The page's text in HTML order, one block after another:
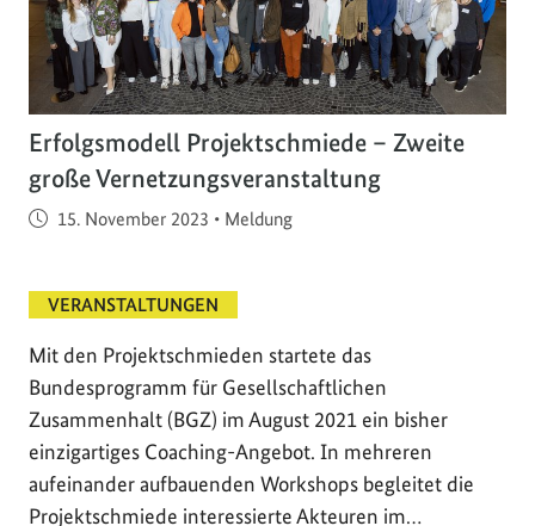
Erfolgsmodell Projektschmiede – Zweite
große Vernetzungsveranstaltung
Veröffentlicht am
15. November 2023 • Meldung
VERANSTALTUNGEN
Mit den Projektschmieden startete das
Bundesprogramm für Gesellschaftlichen
Zusammenhalt (BGZ) im August 2021 ein bisher
einzigartiges Coaching-Angebot. In mehreren
aufeinander aufbauenden Workshops begleitet die
Projektschmiede interessierte Akteuren im…